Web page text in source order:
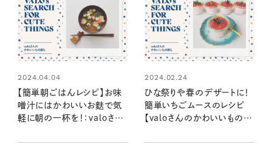
2024.04.04
【簡単朝ごはんレシピ】お味
噌汁にはかわいいお麩で気
軽に朝の一杯を！：valoさん
2024.02.24
ひな祭りや春のデザートに！
簡単いちごムースのレシピ
【valoさんのかわいいもの探